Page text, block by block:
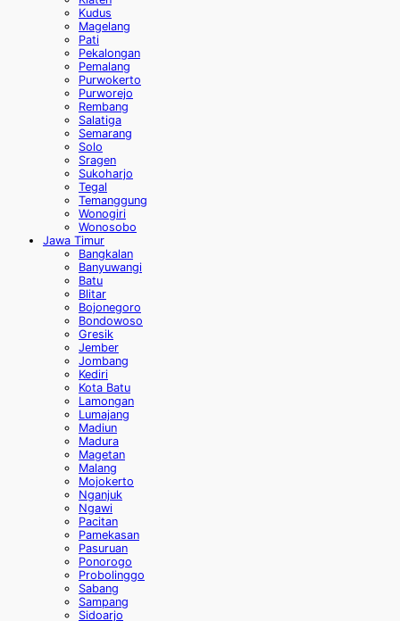
Kudus
Magelang
Pati
Pekalongan
Pemalang
Purwokerto
Purworejo
Rembang
Salatiga
Semarang
Solo
Sragen
Sukoharjo
Tegal
Temanggung
Wonogiri
Wonosobo
Jawa Timur
Bangkalan
Banyuwangi
Batu
Blitar
Bojonegoro
Bondowoso
Gresik
Jember
Jombang
Kediri
Kota Batu
Lamongan
Lumajang
Madiun
Madura
Magetan
Malang
Mojokerto
Nganjuk
Ngawi
Pacitan
Pamekasan
Pasuruan
Ponorogo
Probolinggo
Sabang
Sampang
Sidoarjo